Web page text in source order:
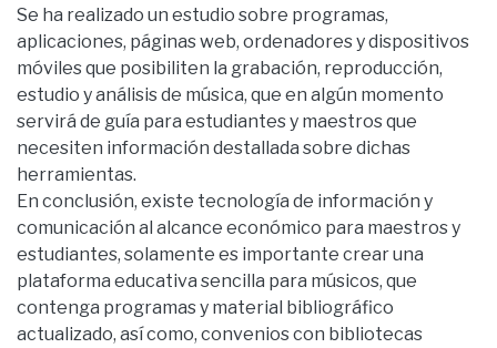
Se ha realizado un estudio sobre programas,
aplicaciones, páginas web, ordenadores y dispositivos
móviles que posibiliten la grabación, reproducción,
estudio y análisis de música, que en algún momento
servirá de guía para estudiantes y maestros que
necesiten información destallada sobre dichas
herramientas.
En conclusión, existe tecnología de información y
comunicación al alcance económico para maestros y
estudiantes, solamente es importante crear una
plataforma educativa sencilla para músicos, que
contenga programas y material bibliográfico
actualizado, así como, convenios con bibliotecas